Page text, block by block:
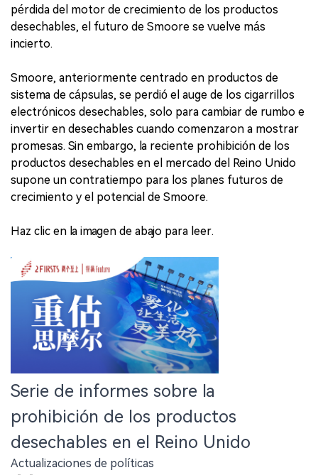
pérdida del motor de crecimiento de los productos
desechables, el futuro de Smoore se vuelve más
incierto.
Smoore, anteriormente centrado en productos de
sistema de cápsulas, se perdió el auge de los cigarrillos
electrónicos desechables, solo para cambiar de rumbo e
invertir en desechables cuando comenzaron a mostrar
promesas. Sin embargo, la reciente prohibición de los
productos desechables en el mercado del Reino Unido
supone un contratiempo para los planes futuros de
crecimiento y el potencial de Smoore.
Haz clic en la imagen de abajo para leer.
Serie de informes sobre la
prohibición de los productos
desechables en el Reino Unido
Actualizaciones de políticas